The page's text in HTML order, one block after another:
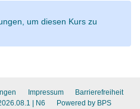
um diesen Kurs zu
Impressum
Barrierefreiheit
| N6 Powered by BPS